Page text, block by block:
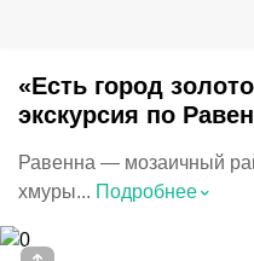
«Есть город
экскурсия по
Равенна — мозаичный
хмуры... Подробнее⌃